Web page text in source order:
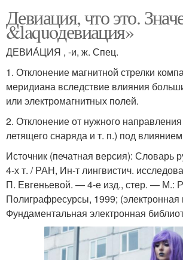
Девиация, что это.
&laquoдевиация»
ДЕВИА́ЦИЯ , -и, ж. Спец.
1. Отклонение магнитной стрелки
меридиана вследствие влияния
или электромагнитных полей.
2. Отклонение от нужного
летящего снаряда и т. п.) под
Источник (печатная версия): Словарь
4-х т. / РАН, Ин-т лингвистич.
П. Евгеньевой. — 4-е изд., стер. — М.:
Полиграфресурсы, 1999; (электронная
Фундаментальная электронная